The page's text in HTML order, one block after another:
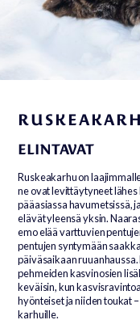
ELINTAVAT
Ruskeakarhu on
ne ovat levittäytyneet
pääasiassa havumetsissä,
elävät yleensä yksin.
emo elää varttuvien
pentujen syntymään
päiväsaikaan
pehmeiden kasvinosien
keväisin, kun
hyönteiset ja niiden toukat
karhuille.